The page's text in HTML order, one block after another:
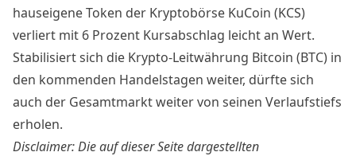
hauseigene Token der Kryptobörse KuCoin (KCS)
verliert mit 6 Prozent Kursabschlag leicht an Wert.
Stabilisiert sich die Krypto-Leitwährung Bitcoin (BTC) in
den kommenden Handelstagen weiter, dürfte sich
auch der Gesamtmarkt weiter von seinen Verlaufstiefs
erholen.
Disclaimer: Die auf dieser Seite dargestellten